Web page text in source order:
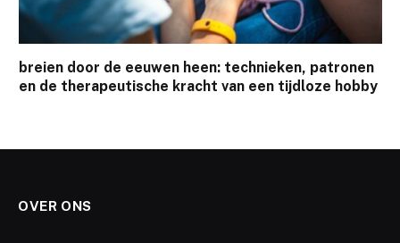
breien door de eeuwen heen: technieken, patronen
en de therapeutische kracht van een tijdloze hobby
OVER ONS